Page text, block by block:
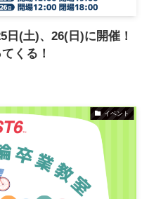
日(土)、26(日)に開催！
くる！
イベント